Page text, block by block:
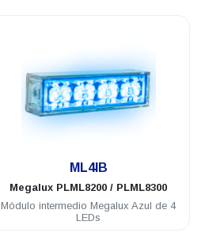
ML4IB
Megalux PLML8200 / PLML8300
Módulo intermedio Megalux Azul de 4
LEDs